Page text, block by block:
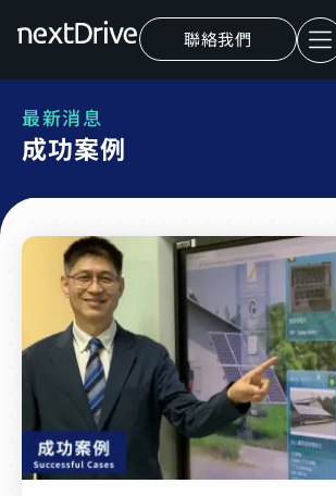
聯絡我們
最新消息
成功案例